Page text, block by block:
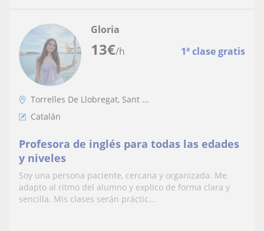
13€/h 1ª clase gratis
Gloria
Torrelles De Llobregat, Sant ...
Catalán
Profesora de inglés para todas las edades
y niveles
Soy una persona paciente, cercana y organizada. Me
adapto al ritmo del alumno y explico de forma clara y
sencilla. Mis clases serán práctic...